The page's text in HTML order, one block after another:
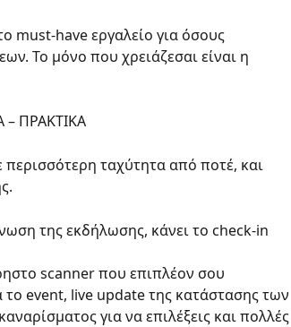
must-have εργαλείο για όσους
Το μόνο που χρειάζεσαι είναι η
– ΓΡΗΓΟΡΑ – ΠΡΑΚΤΙΚΑ
ταχύτητα από ποτέ, και
της εκδήλωσης, κάνει το check-in
scanner που επιπλέον σου
event, live update της κατάστασης των
για να επιλέξεις και πολλές